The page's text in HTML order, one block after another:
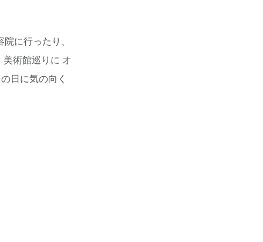
に行ったり、
術館巡りに オ
日に気の向く